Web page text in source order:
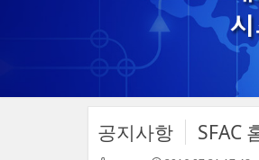
공지사항 SFAC